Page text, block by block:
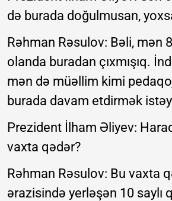
də burada doğulmusan,
Rəhman Rəsulov: Bəli, mən
olanda buradan çıxmışıq.
mən də müəllim kimi
burada davam etdirmək
Prezident İlham Əliyev:
vaxta qədər?
Rəhman Rəsulov: Bu vaxta
ərazisində yerləşən 10 saylı